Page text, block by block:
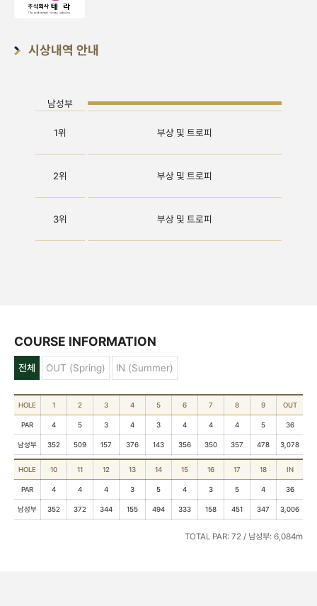
시상내역 안내
남성부
1위 부상 및 트로피
2위 부상 및 트로피
3위 부상 및 트로피
COURSE INFORMATION
전체 OUT (Spring) IN (Summer)
HOLE 1 2 3 4 5 6 7 8 9 OUT
PAR 4 5 3 4 3 4 4 4 5 36
남성부 352 509 157 376 143 356 350 357 478 3,078
HOLE 10 11 12 13 14 15 16 17 18 IN
PAR 4 4 4 3 5 4 3 5 4 36
남성부 352 372 344 155 494 333 158 451 347 3,006
TOTAL PAR: 72 / 남성부: 6,084m